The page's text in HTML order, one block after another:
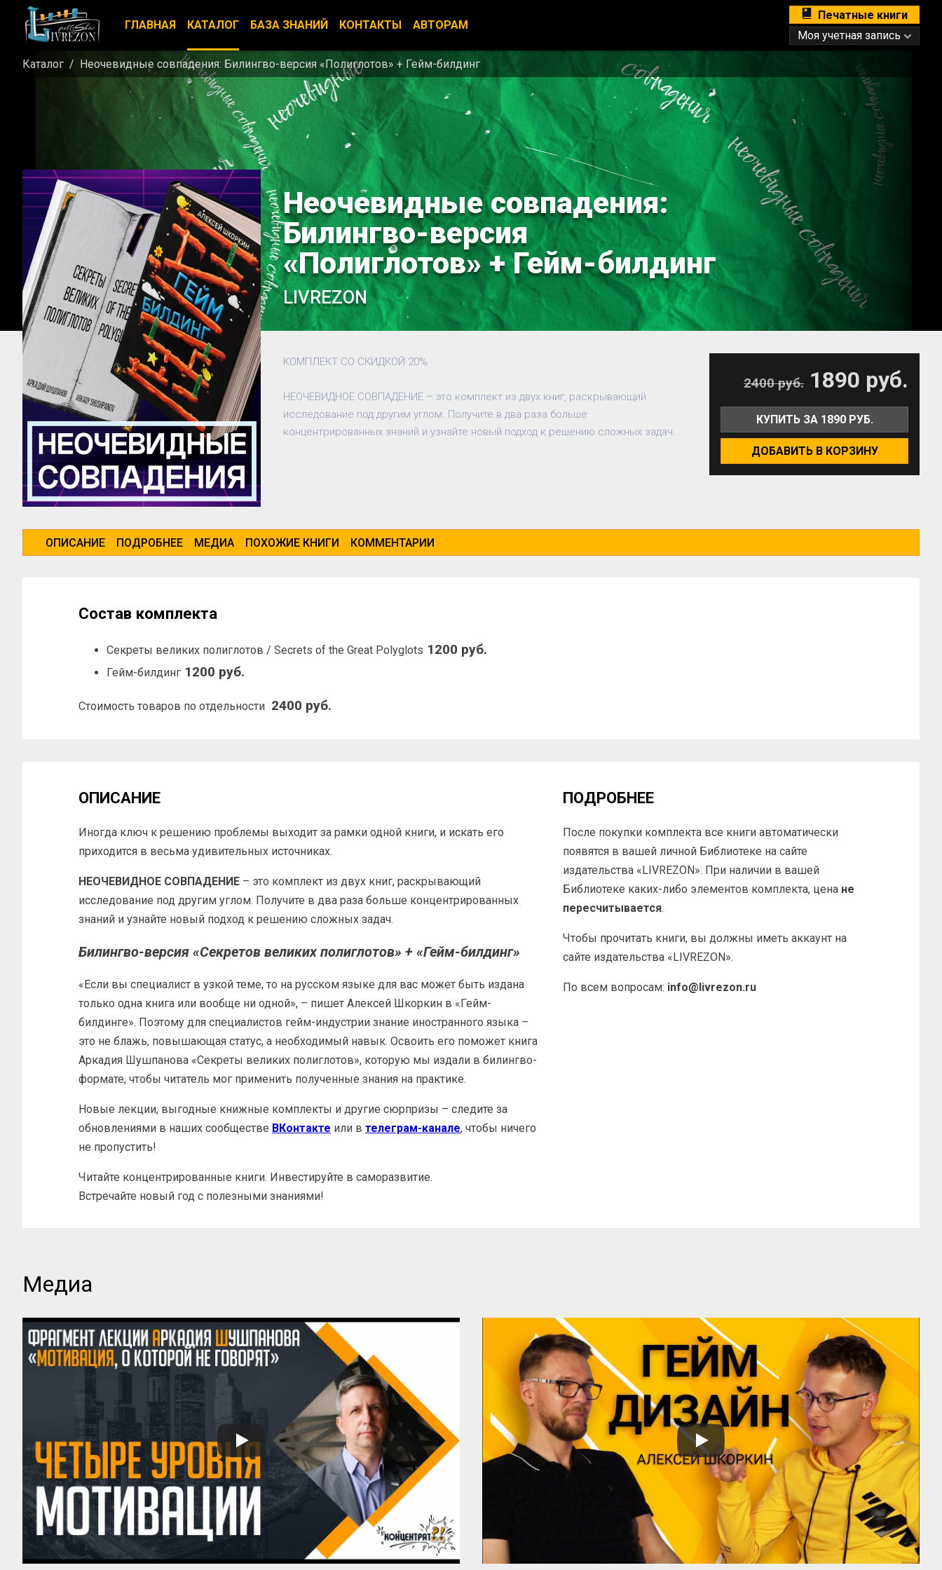
ГЛАВНАЯ КАТАЛОГ БАЗА ЗНАНИЙ КОНТАКТЫ АВТОРАМ
Печатные книги
Моя учетная запись
Каталог Неочевидные совпадения: Билингво-версия «Полиглотов» + Гейм-билдинг
Неочевидные совпадения:
Билингво-версия
«Полиглотов» + Гейм-билдинг
LIVREZON
КОМПЛЕКТ СО СКИДКОЙ 20%
НЕОЧЕВИДНОЕ СОВПАДЕНИЕ – это комплект из двух книг, раскрывающий
исследование под другим углом. Получите в два раза больше
концентрированных знаний и узнайте новый подход к решению сложных задач.
2400 руб. 1890 руб.
КУПИТЬ ЗА 1890 РУБ.
ДОБАВИТЬ В КОРЗИНУ
ОПИСАНИЕ ПОДРОБНЕЕ МЕДИА ПОХОЖИЕ КНИГИ КОММЕНТАРИИ
Состав комплекта
Секреты великих полиглотов / Secrets of the Great Polyglots 1200 руб.
Гейм-билдинг 1200 руб.
Стоимость товаров по отдельности 2400 руб.
ОПИСАНИЕ
Иногда ключ к решению проблемы выходит за рамки одной книги, и искать его
приходится в весьма удивительных источниках.
НЕОЧЕВИДНОЕ СОВПАДЕНИЕ – это комплект из двух книг, раскрывающий
исследование под другим углом. Получите в два раза больше концентрированных
знаний и узнайте новый подход к решению сложных задач.
Билингво-версия «Секретов великих полиглотов» + «Гейм-билдинг»
«Если вы специалист в узкой теме, то на русском языке для вас может быть издана
только одна книга или вообще ни одной», – пишет Алексей Шкоркин в «Гейм-
билдинге». Поэтому для специалистов гейм-индустрии знание иностранного языка –
это не блажь, повышающая статус, а необходимый навык. Освоить его поможет книга
Аркадия Шушпанова «Секреты великих полиглотов», которую мы издали в билингво-
формате, чтобы читатель мог применить полученные знания на практике.
Новые лекции, выгодные книжные комплекты и другие сюрпризы – следите за
обновлениями в наших сообществе ВКонтакте или в телеграм-канале, чтобы ничего
не пропустить!
Читайте концентрированные книги. Инвестируйте в саморазвитие.
Встречайте новый год с полезными знаниями!
ПОДРОБНЕЕ
После покупки комплекта все книги автоматически
появятся в вашей личной Библиотеке на сайте
издательства «LIVREZON». При наличии в вашей
Библиотеке каких-либо элементов комплекта, цена не
пересчитывается.
Чтобы прочитать книги, вы должны иметь аккаунт на
сайте издательства «LIVREZON».
По всем вопросам: info@livrezon.ru
Медиа